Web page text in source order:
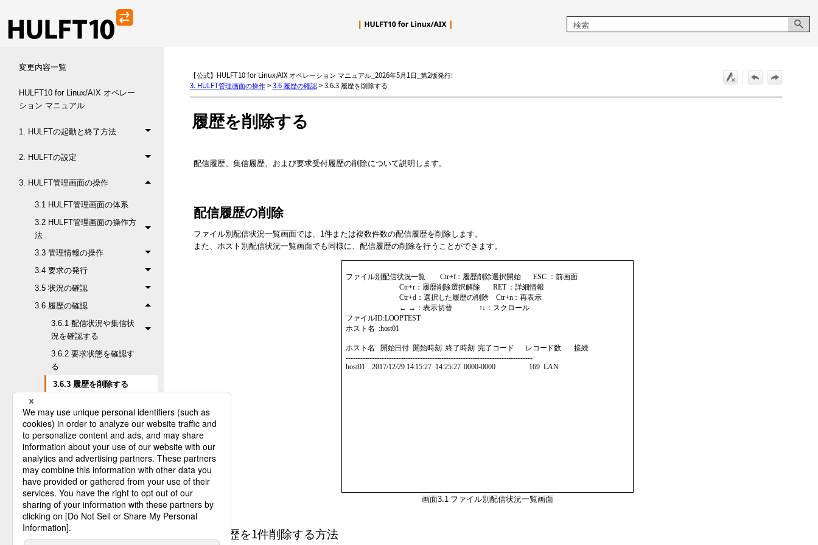
変更内容一覧
HULFT10 for Linux/AIX オペレー
ション マニュアル
1. HULFTの起動と終了方法
2. HULFTの設定
3. HULFT管理画面の操作
3.1 HULFT管理画面の体系
3.2 HULFT管理画面の操作方
法
3.3 管理情報の操作
3.4 要求の発行
3.5 状況の確認
3.6 履歴の確認
3.6.1 配信状況や集信状
況を確認する
3.6.2 要求状態を確認す
る
3.6.3 履歴を削除する
更新
4. HULFT管理画面
5. HULFTの操作コマンド
6. HULFTのユーティリティー
7. APIについて
付録A. 履歴のフォーマット
【公式】HULFT10 for Linux/AIX オペレーション マニュアル_2026年5月1日_第2版発行:
3. HULFT管理画面の操作>3.6 履歴の確認>3.6.3 履歴を削除する
履歴を削除する
配信履歴、集信履歴、および要求受付履歴の削除について説明します。
配信履歴の削除
ファイル別配信状況一覧画面では、1件または複数件数の配信履歴を削除します。
また、 ホスト別配信状況一覧画面でも同様に、配信履歴の削除を行うことができます。
ファイル別配信状況一覧        Ctr+f：履歴削除選択開始       ESC ：前画面
                               Ctr+r：履歴削除選択解除       RET ：詳細情報
                               Ctr+d：選択した履歴の削除    Ctr+n：再表示
                               ← →：表示切替               ↑↓：スクロール
ファイルID:LOOPTEST
ホスト名  :host01
ホスト名   開始日付  開始時刻  終了時刻  完了コード      レコード数       接続
------------------------------------------------------------------------------
host01    2017/12/29 14:15:27  14:25:27  0000-0000                   169  LAN
画面3.1 ファイル別配信状況一覧画面
配信履歴を1件削除する方法